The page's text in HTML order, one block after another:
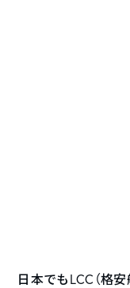
日本でもLCC（格